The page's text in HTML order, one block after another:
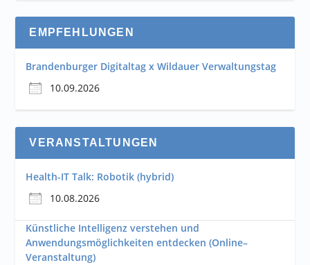
EMPFEHLUNGEN
Brandenburger Digitaltag x Wildauer Verwaltungstag
10.09.2026
VERANSTALTUNGEN
Health-IT Talk: Robotik (hybrid)
10.08.2026
Künstliche Intelligenz verstehen und
Anwendungsmöglichkeiten entdecken (Online–
Veranstaltung)